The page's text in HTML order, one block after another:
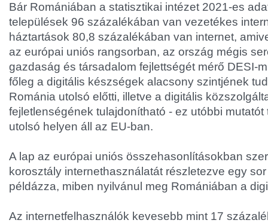
Bár Romániában a statisztikai intézet 2021-es
települések 96 százalékában van vezetékes
háztartások 80,8 százalékában van internet,
az európai uniós rangsorban, az ország mégis
gazdaság és társadalom fejlettségét mérő DESI-
főleg a digitális készségek alacsony szintjének
Románia utolsó előtti, illetve a digitális
fejletlenségének tulajdonítható - ez utóbbi
utolsó helyen áll az EU-ban.
A lap az európai uniós összehasonlításokban
korosztály internethasználatát részletezve egy
példázza, miben nyilvánul meg Romániában a
Az internetfelhasználók kevesebb mint 17